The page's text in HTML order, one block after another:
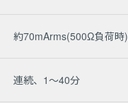
約70mArms(500Ω負荷時)
連続、1～40分